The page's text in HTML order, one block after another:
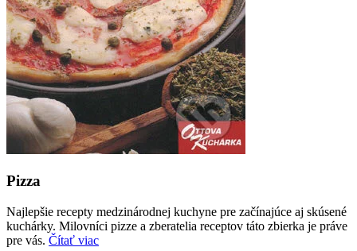
Pizza
Najlepšie recepty medzinárodnej kuchyne pre začínajúce aj skúsené
kuchárky. Milovníci pizze a zberatelia receptov táto zbierka je práve
pre vás. Čítať viac